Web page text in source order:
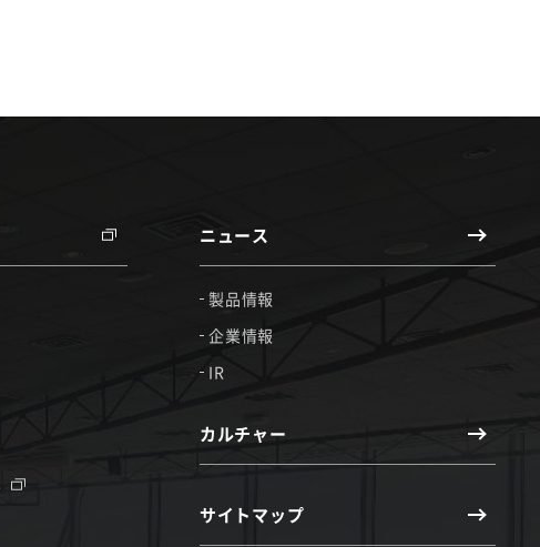
ニュース
製品情報
企業情報
IR
カルチャー
サイトマップ